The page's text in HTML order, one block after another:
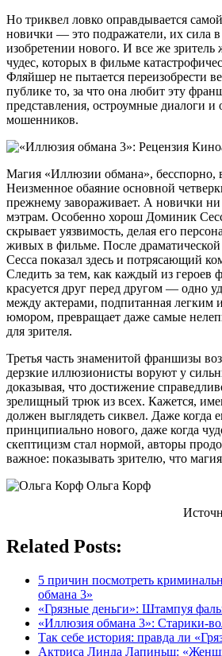
Но триквел ловко оправдывается
новички — это подражатели, их сила
изобретении нового. И все же
чудес, которых в фильме
Фляйшер не пытается переизобрести
публике то, за что она любит эту
представления, остроумные диалоги и
мошенников.
Магия «Иллюзии обмана», бесспорно,
Неизменное обаяние основной
прежнему завораживает. А новички
мэтрам. Особенно хорош Доминик
скрывает уязвимость, делая его
живых в фильме. После
Сесса показал здесь и потрясающий
Следить за тем, как каждый из героев
красуется друг перед другом — одно
между актерами, подпитанная легким
юмором, превращает даже самые
для зрителя.
Третья часть знаменитой франшизы
дерзкие иллюзионисты воруют у
доказывая, что достижение
зрелищный трюк из всех. Кажется,
должен выглядеть сиквел. Даже когда
принципиально нового, даже когда
скептицизм стал нормой, авторы
важное: показывать зрителю, что магия
Ольга Корф
Related Posts:
5 причин посмотреть
обмана 3»
«Грязные деньги»: Штампуя
«Иллюзия обмана 3»: Старики-
Так себе история: правда ли
Актриса Линда Лапиньш: